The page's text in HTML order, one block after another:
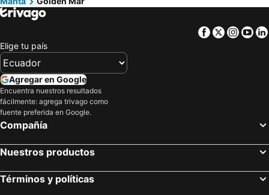
Facebook
Twitter
Elige tu país
Agregar en Google
Encuentra nuestros resultados
fácilmente: agrega trivago como
fuente preferida en Google.
Compañía
Nuestros productos
Términos y políticas